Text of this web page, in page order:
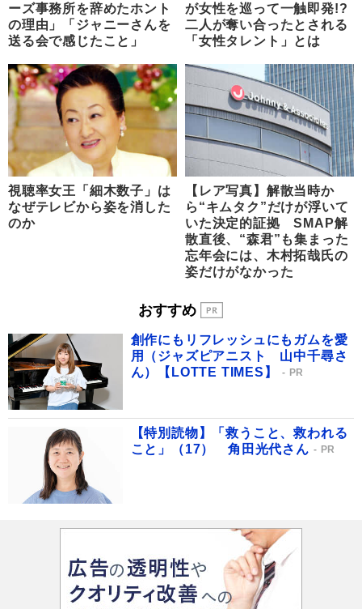
ーズ事務所を辞めたホント
の理由」「ジャニーさんを
送る会で感じたこと」
が女性を巡って一触即発!?
二人が奪い合ったとされる
「女性タレント」とは
視聴率女王「細木数子」は
なぜテレビから姿を消した
のか
【レア写真】解散当時か
ら“キムタク”だけが浮いて
いた決定的証拠 SMAP解
散直後、“森君”も集まった
忘年会には、木村拓哉氏の
姿だけがなかった
おすすめ
創作にもリフレッシュにもガムを愛
用（ジャズピアニスト 山中千尋さ
ん）【LOTTE TIMES】
PR
【特別読物】「救うこと、救われる
こと」（17） 角田光代さん
PR